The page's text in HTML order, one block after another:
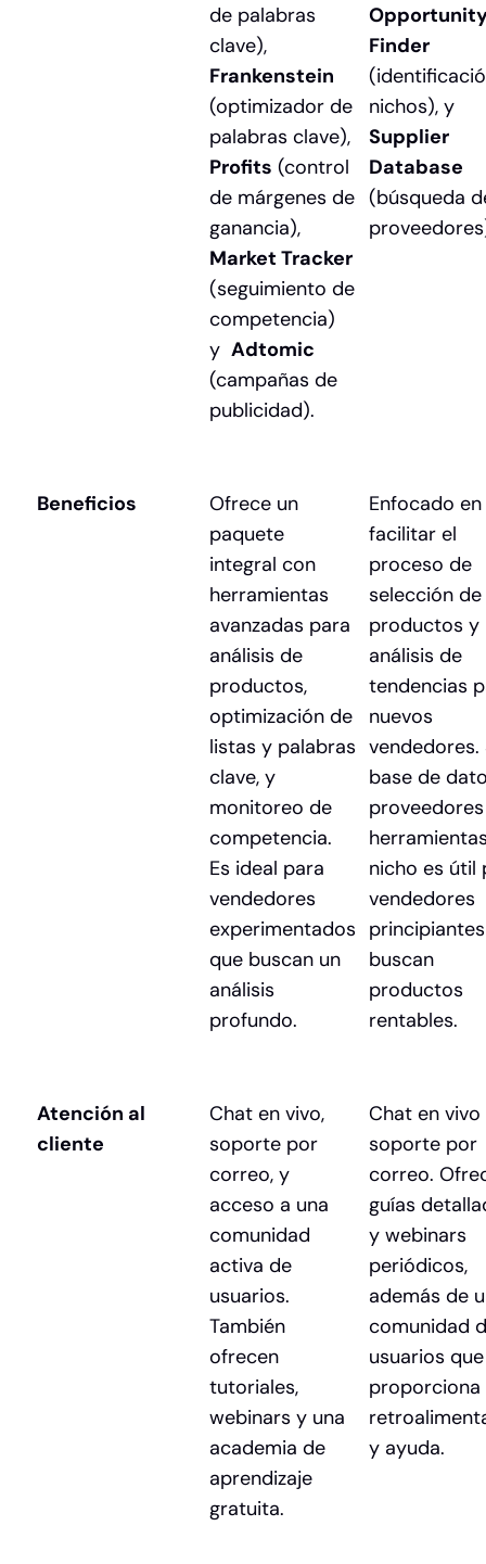
de palabras
clave),
Frankenstein
(optimizador de
palabras clave),
Profits (control
de márgenes de
ganancia),
Market Tracker
(seguimiento de
competencia)
y Adtomic
(campañas de
publicidad).
Finder
nichos), y
Supplier
Database
(búsqueda
Beneficios
Ofrece un
paquete
integral con
herramientas
avanzadas para
análisis de
productos,
optimización de
listas y palabras
clave, y
monitoreo de
competencia.
Es ideal para
vendedores
experimentados
que buscan un
análisis
profundo.
Enfocado en
facilitar el
proceso de
selección de
productos y
análisis de
tendencias
nuevos
vendedores.
base de
nicho es útil
vendedores
buscan
productos
rentables.
Atención al
cliente
Chat en vivo,
soporte por
correo, y
acceso a una
comunidad
activa de
usuarios.
También
ofrecen
tutoriales,
webinars y una
academia de
aprendizaje
gratuita.
Chat en vivo
soporte por
correo.
guías
y webinars
periódicos,
además de
comunidad
usuarios que
proporciona
y ayuda.